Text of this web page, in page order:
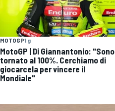
MOTOGP1 g
MotoGP | Di Giannantonio: "Sono
tornato al 100%. Cerchiamo di
giocarcela per vincere il
Mondiale"